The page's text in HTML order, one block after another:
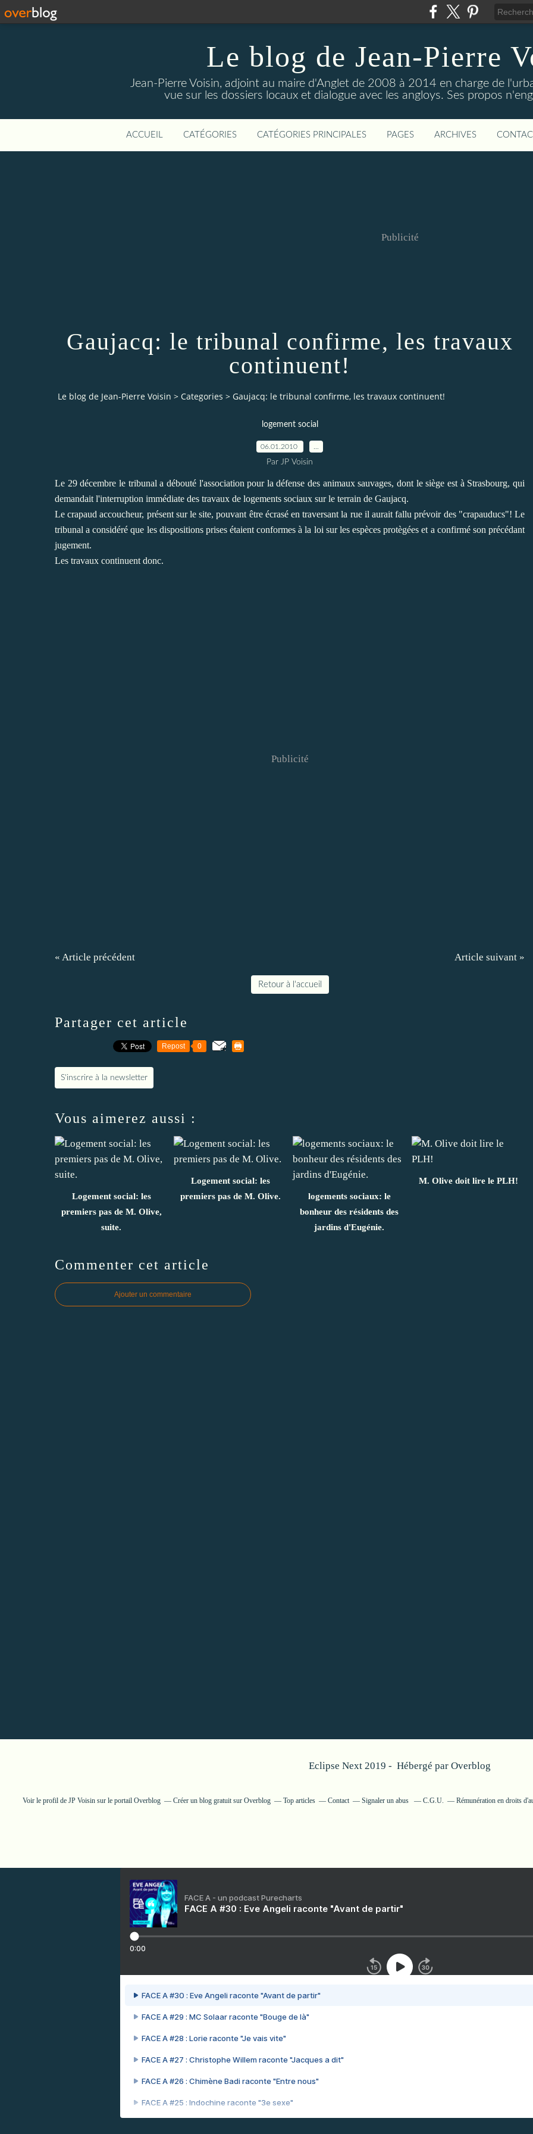
Le blog de Jean-Pierre
Jean-Pierre Voisin, adjoint au maire d'Anglet de 2008 à 2014 en charge de
vue sur les dossiers locaux et dialogue avec les angloys. Ses propos
ACCUEIL CATÉGORIES CATÉGORIES PRINCIPALES PAGES ARCHIVES
Publicité
Gaujacq: le tribunal confirme, les travaux
continuent!
Le blog de Jean-Pierre Voisin > Categories > Gaujacq: le tribunal confirme, les travaux continuent!
logement social
06.01.2010
Par JP Voisin
Le 29 décembre le tribunal a débouté l'association pour la défense des animaux sauvages, dont le siège est à Strasbourg, qui
demandait l'interruption immédiate des travaux de logements sociaux sur le terrain de Gaujacq.
Le crapaud accoucheur, présent sur le site, pouvant être écrasé en traversant la rue il aurait fallu prévoir des "crapauducs"! Le
tribunal a considéré que les dispositions prises étaient conformes à la loi sur les espèces protègées et a confirmé son précédant
jugement.
Les travaux continuent donc.
Publicité
« Article précédent Article suivant »
Retour à l'accueil
Partager cet article
Repost 0
S'inscrire à la newsletter
Vous aimerez aussi :
Logement social: les
premiers pas de M. Olive,
suite.
Logement social: les
premiers pas de M. Olive.
logements sociaux: le
bonheur des résidents des
jardins d'Eugénie.
M. Olive doit lire le PLH!
Commenter cet article
Ajouter un commentaire
Eclipse Next 2019 - Hébergé par Overblog
Voir le profil de JP Voisin sur le portail Overblog Créer un blog gratuit sur Overblog Top articles Contact Signaler un abus C.G.U. Rémunération en droits
FACE A - un podcast Purecharts
FACE A #30 : Eve Angeli raconte "Avant de partir"
0:00
FACE A #30 : Eve Angeli raconte "Avant de partir"
FACE A #29 : MC Solaar raconte "Bouge de là"
FACE A #28 : Lorie raconte "Je vais vite"
FACE A #27 : Christophe Willem raconte "Jacques a dit"
FACE A #26 : Chimène Badi raconte "Entre nous"
FACE A #25 : Indochine raconte "3e sexe"